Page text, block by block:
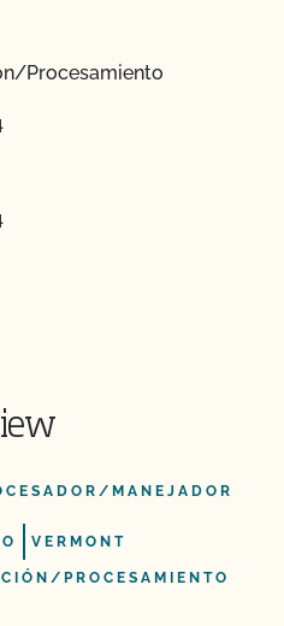
Procesamiento
MANEJADOR
VERMONT
PROCESAMIENTO